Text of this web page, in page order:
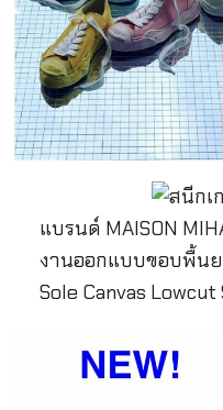
แบรนด์ MAISON
งานออกแบบขอบพื้นย
Sole Canvas